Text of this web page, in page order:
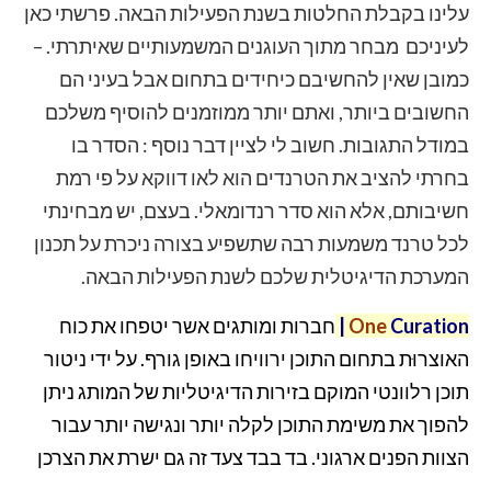
עלינו בקבלת החלטות בשנת הפעילות הבאה. פרשתי כאן
לעיניכם מבחר מתוך העוגנים המשמעותיים שאיתרתי. –
כמובן שאין להחשיבם כיחידים בתחום אבל בעיני הם
החשובים ביותר, ואתם יותר ממוזמנים להוסיף משלכם
במודל התגובות. חשוב לי לציין דבר נוסף : הסדר בו
בחרתי להציב את הטרנדים הוא לאו דווקא על פי רמת
חשיבותם, אלא הוא סדר רנדומאלי. בעצם, יש מבחינתי
לכל טרנד משמעות רבה שתשפיע בצורה ניכרת על תכנון
המערכת הדיגיטלית שלכם לשנת הפעילות הבאה.
OneCuration
חברות ומותגים אשר יטפחו את כוח
האוצרוּת בתחום התוכן ירוויחו באופן גורף. על ידי ניטור
תוכן רלוונטי המוקם בזירות הדיגיטליות של המותג ניתן
להפוך את משימת התוכן לקלה יותר ונגישה יותר עבור
הצוות הפנים ארגוני. בד בבד צעד זה גם ישרת את הצרכן